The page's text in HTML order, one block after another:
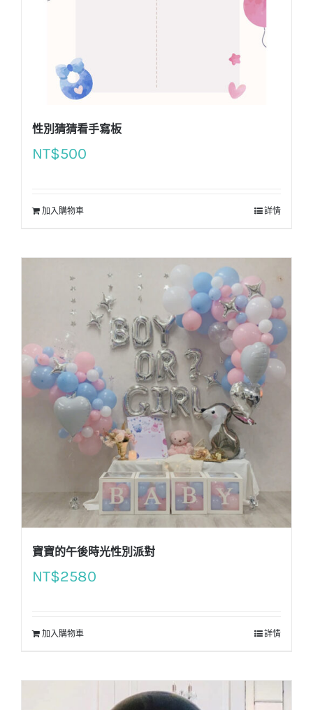
性別猜猜看手寫板
NT$500
加入購物車 詳情
寶寶的午後時光性別派對
NT$2580
加入購物車 詳情